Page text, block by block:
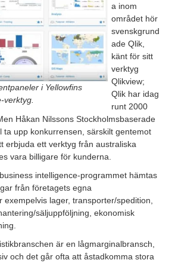
i Yellowfins
verktyg.
a inom
området hör
svenskgrund
ade Qlik,
känt för sitt
verktyg
Qlikview;
Qlik har idag
runt 2000
Håkan Nilssons Stockholmsbaserade
ta upp konkurrensen, särskilt gentemot
erbjuda ett verktyg från australiska
vara billigare för kunderna.
intelligence-programmet hämtas
från företagets egna
exempelvis lager, transporter/spedition,
säljuppföljning, ekonomisk
är en lågmarginalbransch,
och det går ofta att åstadkomma stora